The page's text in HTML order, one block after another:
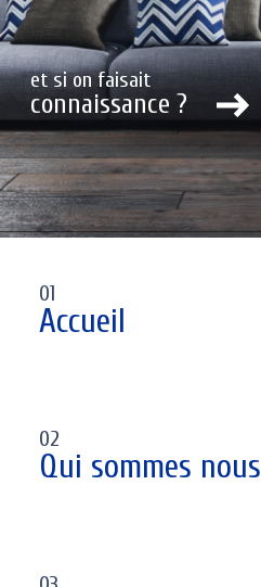
et si on faisait
connaissance ?
01
Accueil
02
Qui sommes nous